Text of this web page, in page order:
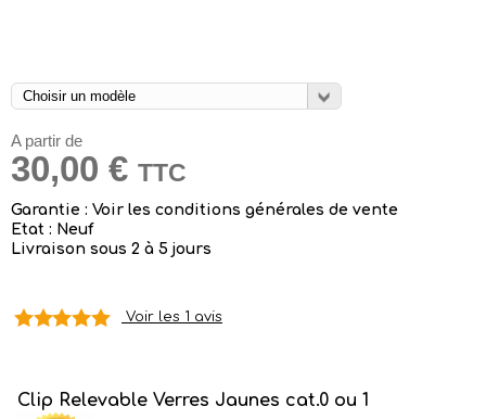
A partir de
30,00 € TTC
Garantie : Voir les conditions générales de vente
Etat : Neuf
Livraison sous 2 à 5 jours
Voir les 1 avis
Clip Relevable Verres Jaunes cat.0 ou 1